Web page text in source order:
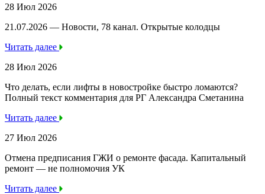
28 Июл 2026
21.07.2026 — Новости, 78 канал. Открытые колодцы
Читать далее
28 Июл 2026
Что делать, если лифты в новостройке быстро ломаются?
Полный текст комментария для РГ Александра Сметанина
Читать далее
27 Июл 2026
Отмена предписания ГЖИ о ремонте фасада. Капитальный
ремонт — не полномочия УК
Читать далее